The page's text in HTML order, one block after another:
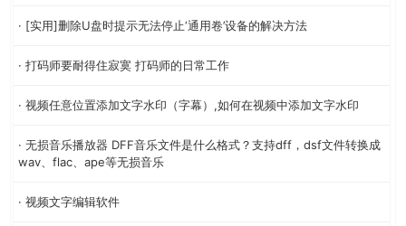
· [实用]删除U盘时提示无法停止‘通用卷’设备的解决方法
· 打码师要耐得住寂寞 打码师的日常工作
· 视频任意位置添加文字水印（字幕）,如何在视频中添加文字水印
· 无损音乐播放器 DFF音乐文件是什么格式？支持dff，dsf文件转换成
wav、flac、ape等无损音乐
· 视频文字编辑软件